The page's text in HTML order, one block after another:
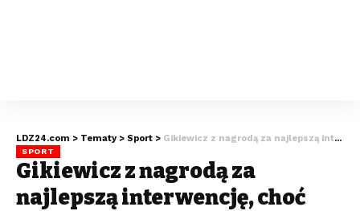
LDZ24.com > Tematy > Sport > Gikiewicz z nagrodą za najlepszą interwencję, choć sezon do zapomnienia
SPORT
Gikiewicz z nagrodą za
najlepszą interwencję, choć